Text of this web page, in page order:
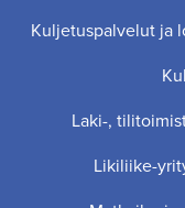
Kuljetuspalvelut ja
Laki-,
Likiliike-